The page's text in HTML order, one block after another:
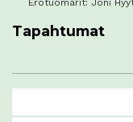
Erotuomarit: Joni
Tapahtumat